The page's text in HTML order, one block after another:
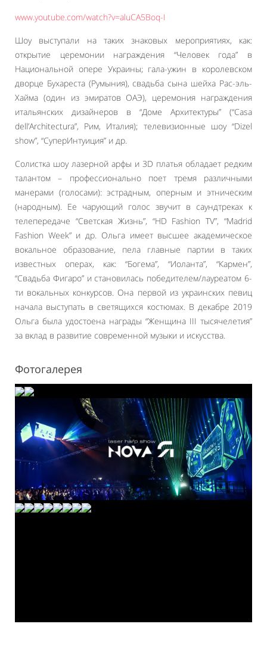
www.youtube.com/watch?v=aluCA5Boq-I
Шоу выступали на таких знаковых мероприятиях, как:
открытие церемонии награждения “Человек года” в
Национальной опере Украины; гала-ужин в королевском
дворце Бухареста (Румыния), свадьба сына шейха Рас-эль-
Хайма (один из эмиратов ОАЭ), церемония награждения
итальянских дизайнеров в “Доме Архитектуры” (“Casa
dell’Architectura”, Рим, Италия); телевизионные шоу “Dizel
show”, “СуперИнтуиция” и др.
Солистка шоу лазерной арфы и 3D платья обладает редким
талантом – профессионально поет тремя различными
манерами (голосами): эстрадным, оперным и этническим
(народным). Ее чарующий голос звучит в саундтреках к
телепередаче “Светская Жизнь”, “HD Fashion TV”, “Madrid
Fashion Week” и др. Ольга имеет высшее академическое
вокальное образование, пела главные партии в таких
известных операх, как: “Богема”, “Иоланта”, “Кармен”,
“Свадьба Фигаро” и становилась победителем/лауреатом 6-
ти вокальных конкурсов. Она первой из украинских певиц
начала выступать в светящихся костюмах. В декабре 2019
Ольга была удостоена награды “Женщина III тысячелетия”
за вклад в развитие современной музыки и искусства.
Фотогалерея